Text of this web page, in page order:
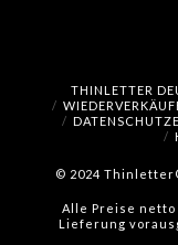
THINLETTER
© 2024
Alle Preise
Lieferung